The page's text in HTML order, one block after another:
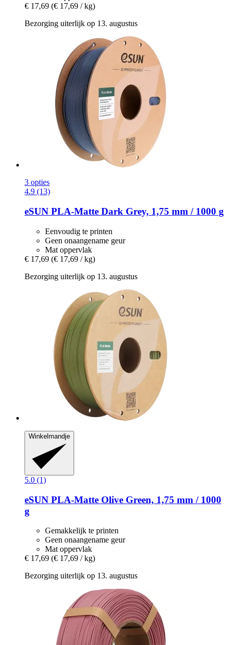
€ 17,69 (€ 17,69 / kg)
Bezorging uiterlijk op 13. augustus
3 opties
4.9 (13)
eSUN PLA-​Matte Dark Grey, 1,75 mm / 1000 g
Eenvoudig te printen
Geen onaangename geur
Mat oppervlak
€ 17,69 (€ 17,69 / kg)
Bezorging uiterlijk op 13. augustus
Winkelmandje
5.0 (1)
eSUN PLA-​Matte Olive Green, 1,75 mm / 1000
g
Gemakkelijk te printen
Geen onaangename geur
Mat oppervlak
€ 17,69 (€ 17,69 / kg)
Bezorging uiterlijk op 13. augustus